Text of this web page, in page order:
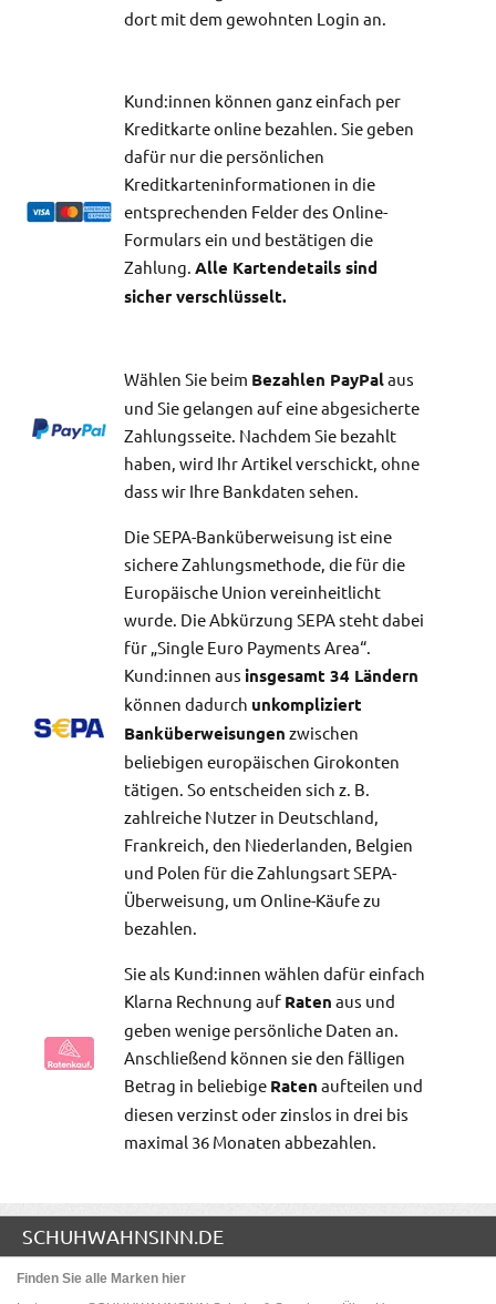
dort mit dem gewohnten Login an.
Kund:innen können ganz einfach per
Kreditkarte online bezahlen. Sie geben
dafür nur die persönlichen
Kreditkarteninformationen in die
entsprechenden Felder des Online-
Formulars ein und bestätigen die
Zahlung. Alle Kartendetails sind
sicher verschlüsselt.
Wählen Sie beim Bezahlen PayPalaus
und Sie gelangen auf eine abgesicherte
Zahlungsseite. Nachdem Sie bezahlt
haben, wird Ihr Artikel verschickt, ohne
dass wir Ihre Bankdaten sehen.
Die SEPA-Banküberweisung ist eine
sichere Zahlungsmethode, die für die
Europäische Union vereinheitlicht
wurde. Die Abkürzung SEPA steht dabei
für „Single Euro Payments Area“.
Kund:innen aus insgesamt 34 Ländern
können dadurch unkompliziert
Banküberweisungen zwischen
beliebigen europäischen Girokonten
tätigen. So entscheiden sich z. B.
zahlreiche Nutzer in Deutschland,
Frankreich, den Niederlanden, Belgien
und Polen für die Zahlungsart SEPA-
Überweisung, um Online-Käufe zu
bezahlen.
Sie als Kund:innen wählen dafür einfach
Klarna Rechnung auf Raten aus und
geben wenige persönliche Daten an.
Anschließend können sie den fälligen
Betrag in beliebige Raten aufteilen und
diesen verzinst oder zinslos in drei bis
maximal 36 Monaten abbezahlen.
SCHUHWAHNSINN.DE
Finden Sie alle Marken hier